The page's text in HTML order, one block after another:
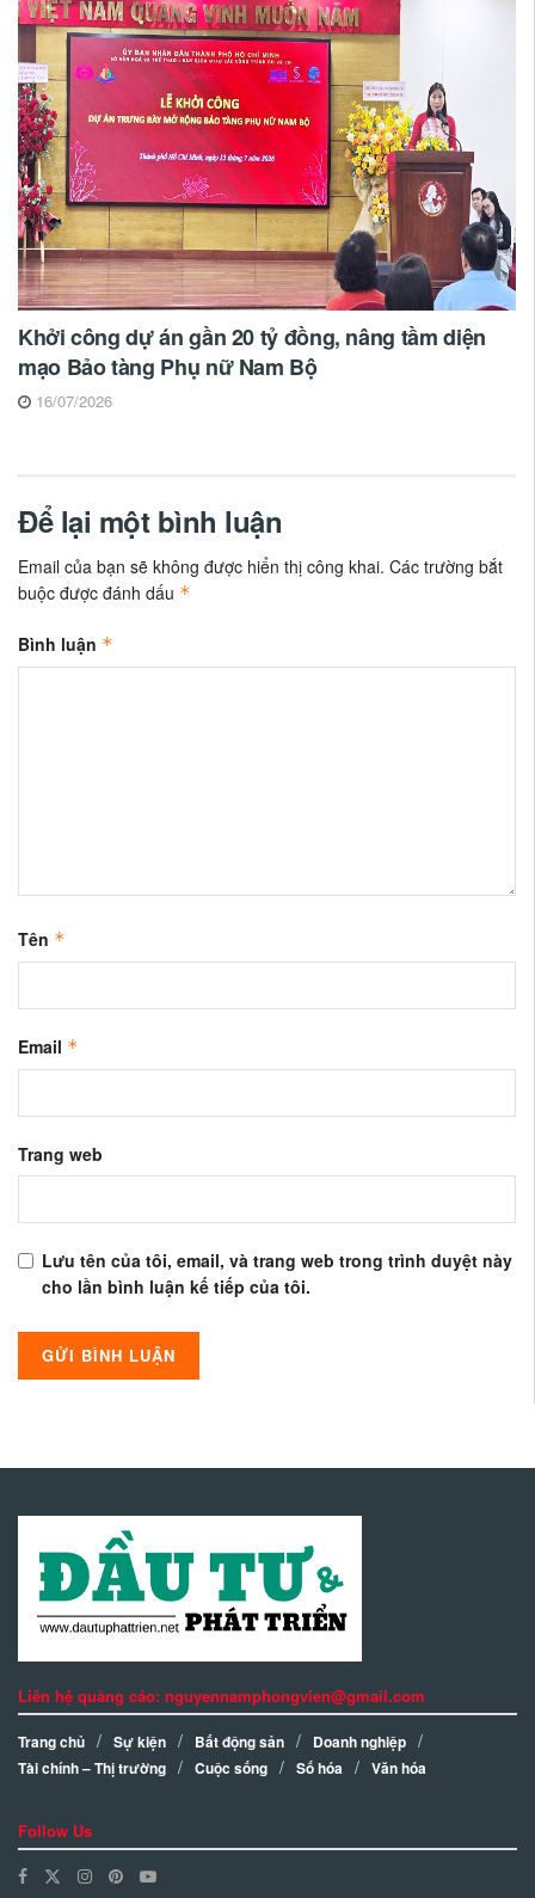
Khởi công dự án gần 20 tỷ đồng, nâng tầm diện
mạo Bảo tàng Phụ nữ Nam Bộ
16/07/2026
Để lại một bình luận
Email của bạn sẽ không được hiển thị công khai. Các trường bắt
buộc được đánh dấu *
Bình luận *
Tên *
Email *
Trang web
Lưu tên của tôi, email, và trang web trong trình duyệt này
cho lần bình luận kế tiếp của tôi.
Liên hệ quảng cáo: nguyennamphongvien@gmail.com
Trang chủ Sự kiện Bất động sản
Doanh nghiệp
Tài chính – Thị trường
Cuộc sống Số hóa Văn hóa
Follow Us